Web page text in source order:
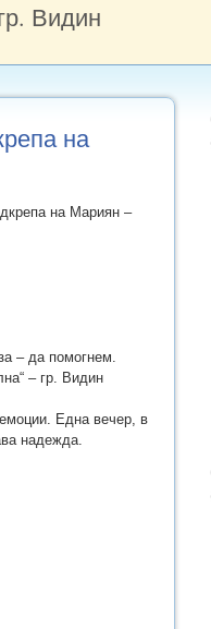
Видин
на
на Мариян –
– да помогнем.
– гр. Видин
Една вечер, в
надежда.